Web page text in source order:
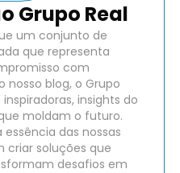
Grupo Real
um conjunto de
que representa
com
nosso blog, o Grupo
insights do
moldam o futuro.
das nossas
criar soluções que
desafios em